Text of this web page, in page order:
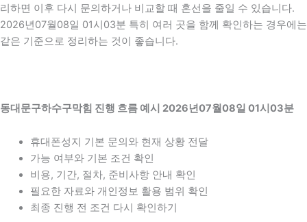
리하면 이후 다시 문의하거나 비교할 때 혼선을 줄일 수 있습니다.
2026년07월08일 01시03분 특히 여러 곳을 함께 확인하는 경우에는
같은 기준으로 정리하는 것이 좋습니다.
동대문구하수구막힘 진행 흐름 예시 2026년07월08일 01시03분
휴대폰성지 기본 문의와 현재 상황 전달
가능 여부와 기본 조건 확인
비용, 기간, 절차, 준비사항 안내 확인
필요한 자료와 개인정보 활용 범위 확인
최종 진행 전 조건 다시 확인하기